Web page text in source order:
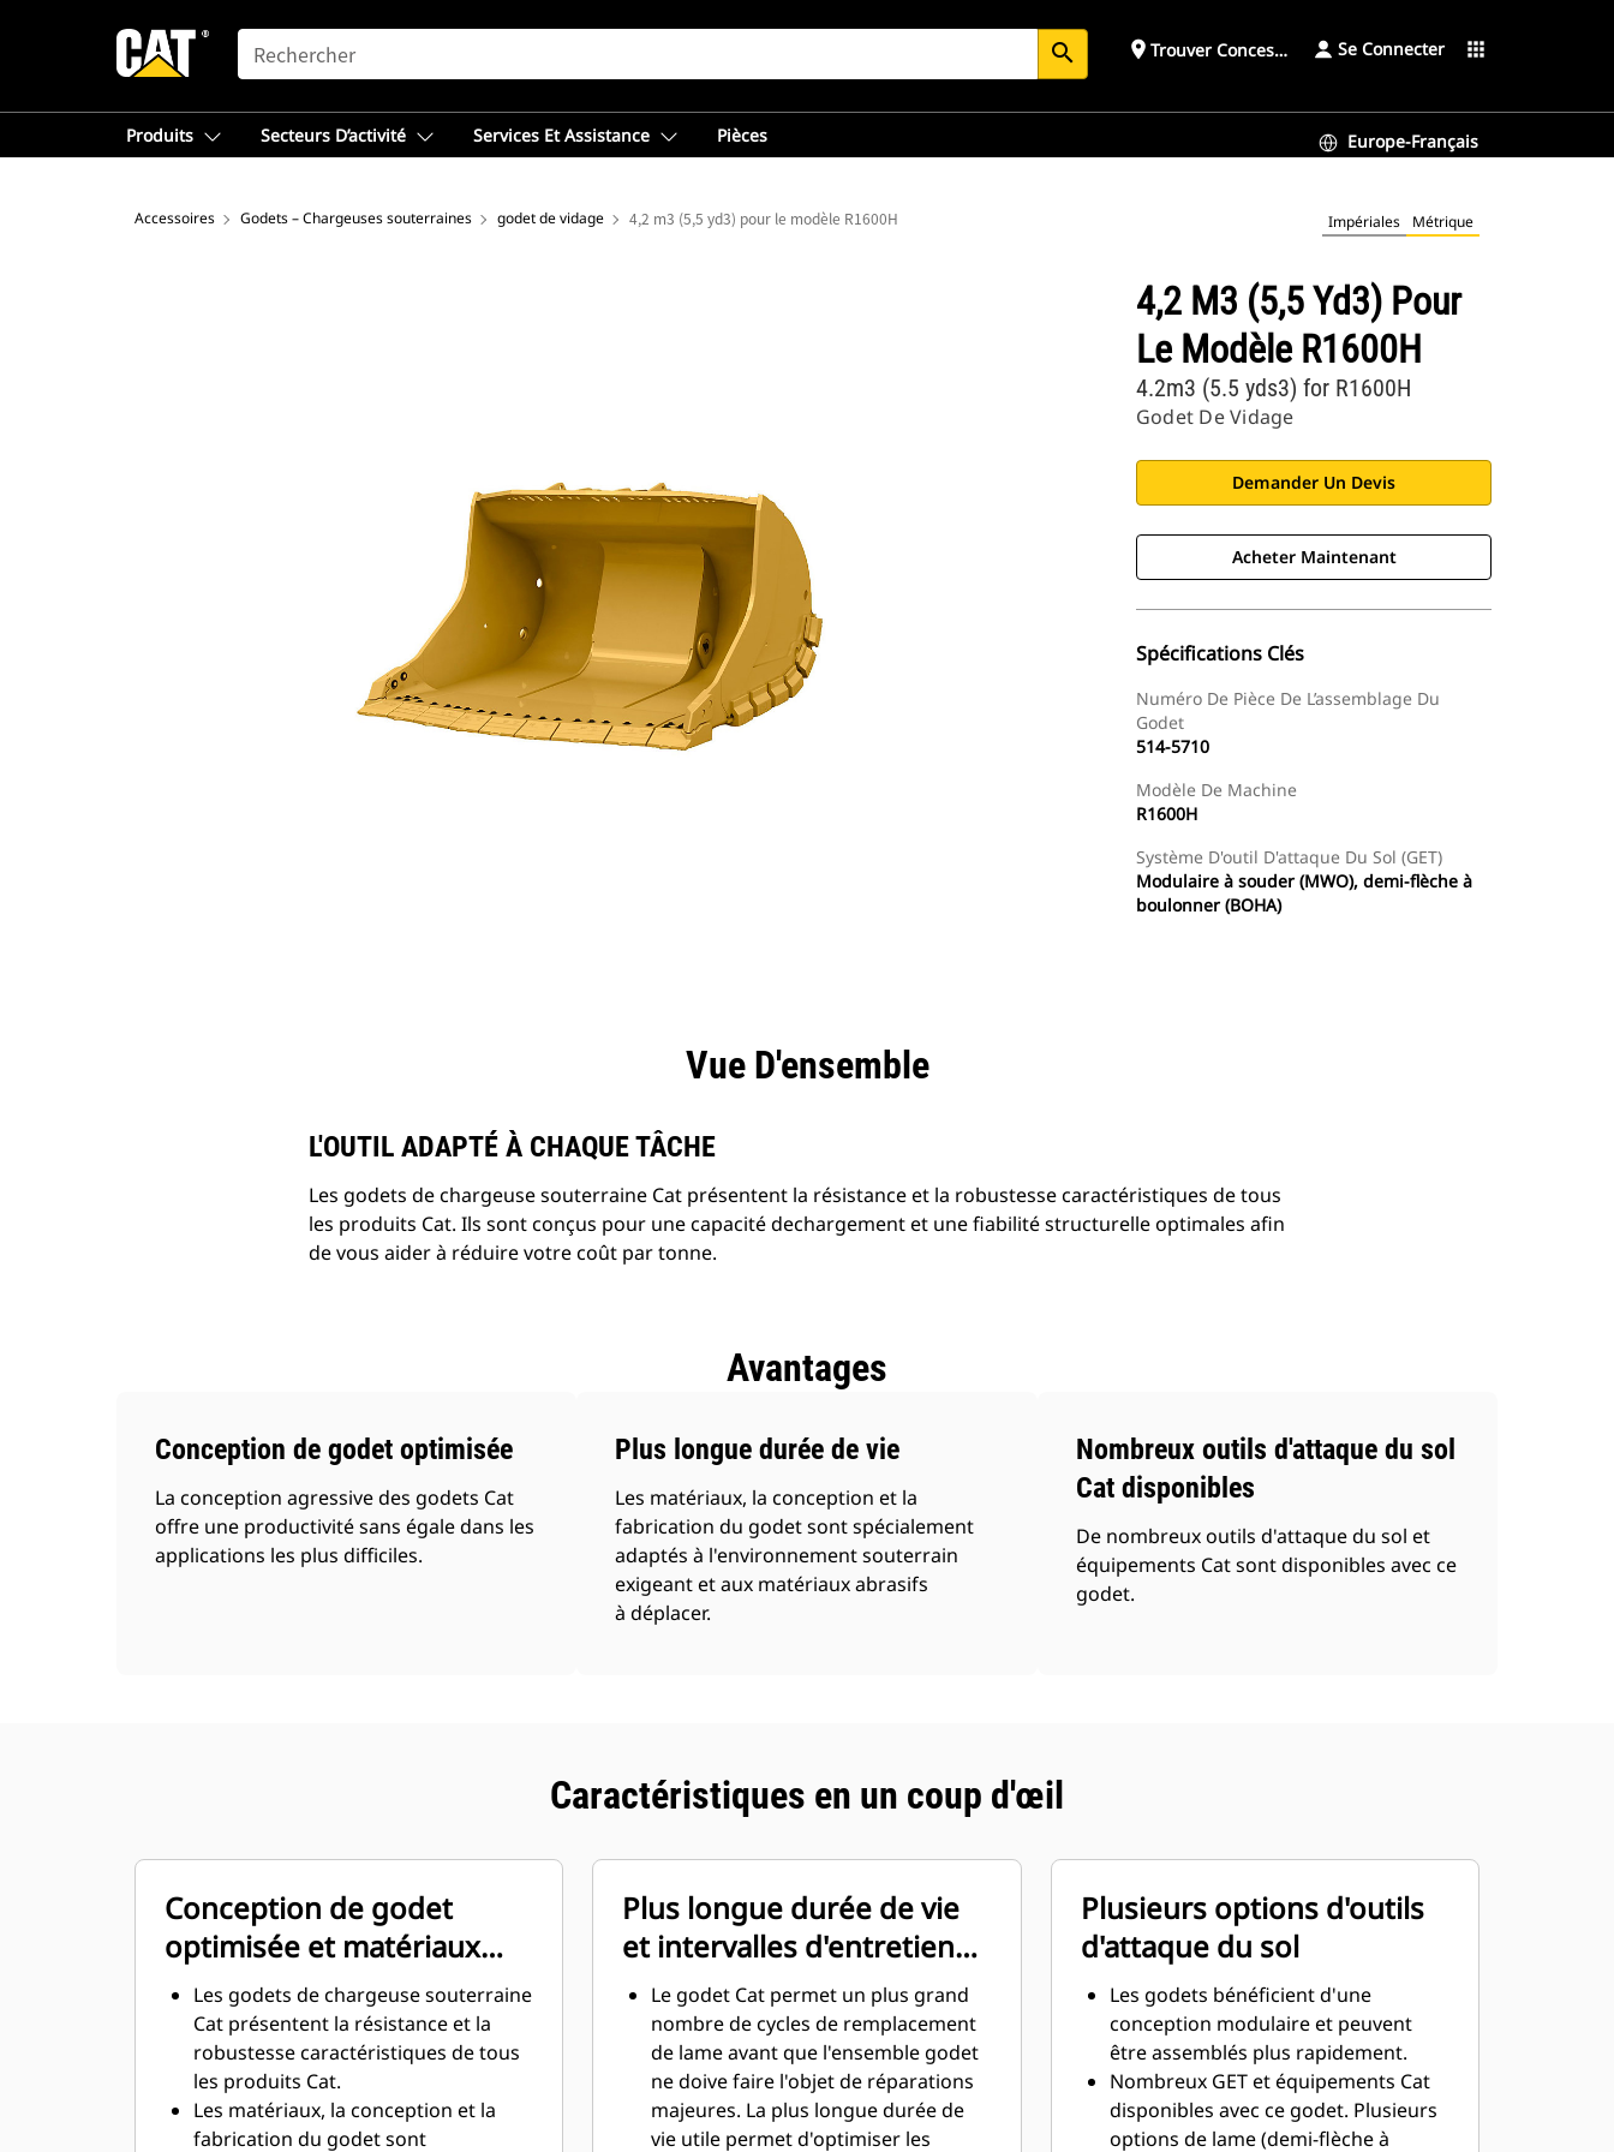
SEARCH search place Trouver ConcessionnaireSe Connecter apps
Produits Secteurs D’activité Services Et Assistance Pièces Europe-Français
Accessoires Godets – Chargeuses souterraines godet de vidage 4,2 m3 (5,5 yd3) pour le modèle R1600H Impériales Métrique
4,2 M3 (5,5 Yd3) Pour
Le Modèle R1600H
Godet De Vidage
4.2m3 (5.5 yds3) for R1600H
Demander Un Devis
Acheter Maintenant
Spécifications Clés
Numéro De Pièce De L’assemblage Du
Godet
514-5710
Modèle De Machine
R1600H
Système D'outil D'attaque Du Sol (GET)
Modulaire à souder (MWO), demi-flèche à
boulonner (BOHA)
Vue D'ensemble
L'OUTIL ADAPTÉ À CHAQUE TÂCHE
Les godets de chargeuse souterraine Cat présentent la résistance et la robustesse caractéristiques de tous
les produits Cat. Ils sont conçus pour une capacité dechargement et une fiabilité structurelle optimales afin
de vous aider à réduire votre coût par tonne.
Avantages
Conception de godet optimisée
La conception agressive des godets Cat
offre une productivité sans égale dans les
applications les plus difficiles.
Plus longue durée de vie
Les matériaux, la conception et la
fabrication du godet sont spécialement
adaptés à l'environnement souterrain
exigeant et aux matériaux abrasifs
à déplacer.
Nombreux outils d'attaque du sol
Cat disponibles
De nombreux outils d'attaque du sol et
équipements Cat sont disponibles avec ce
godet.
Caractéristiques en un coup d'œil
Conception de godet
optimisée et matériaux
résistants
Les godets de chargeuse souterraine
Cat présentent la résistance et la
robustesse caractéristiques de tous
les produits Cat.
Les matériaux, la conception et la
fabrication du godet sont
Plus longue durée de vie
et intervalles d'entretien
réduits
Le godet Cat permet un plus grand
nombre de cycles de remplacement
de lame avant que l'ensemble godet
ne doive faire l'objet de réparations
majeures. La plus longue durée de
vie utile permet d'optimiser les
Plusieurs options d'outils
d'attaque du sol
Les godets bénéficient d'une
conception modulaire et peuvent
être assemblés plus rapidement.
Nombreux GET et équipements Cat
disponibles avec ce godet. Plusieurs
options de lame (demi-flèche à